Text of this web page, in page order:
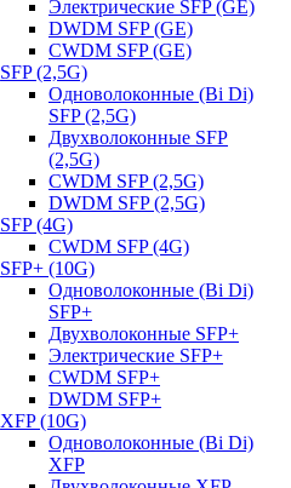
Электрические SFP (GE)
DWDM SFP (GE)
CWDM SFP (GE)
SFP (2,5G)
Одноволоконные (Bi Di)
SFP (2,5G)
Двухволоконные SFP
(2,5G)
CWDM SFP (2,5G)
DWDM SFP (2,5G)
SFP (4G)
CWDM SFP (4G)
SFP+ (10G)
Одноволоконные (Bi Di)
SFP+
Двухволоконные SFP+
Электрические SFP+
CWDM SFP+
DWDM SFP+
XFP (10G)
Одноволоконные (Bi Di)
XFP